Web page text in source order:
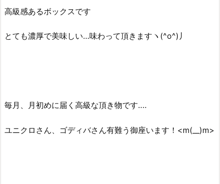
高級感あるボックスです
とても濃厚で美味しい…味わって頂きますヽ(^o^)丿
毎月、月初めに届く高級な頂き物です‥‥
ユニクロさん、ゴディバさん有難う御座います！<m(__)m>